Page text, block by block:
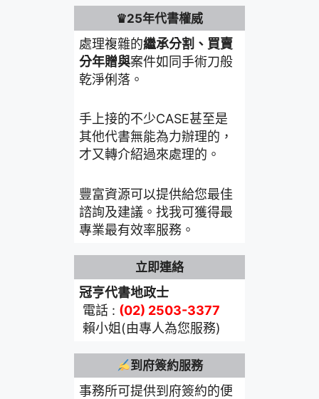
♛25年代書權威
處理複雜的繼承分割、買賣
分年贈與案件如同手術刀般
乾淨俐落。
手上接的不少CASE甚至是
其他代書無能為力辦理的，
才又轉介紹過來處理的。
豐富資源可以提供給您最佳
諮詢及建議。找我可獲得最
專業最有效率服務。
立即連絡
冠亨代書地政士
電話 : (02) 2503-3377
賴小姐(由專人為您服務)
到府簽約服務
事務所可提供到府簽約的便